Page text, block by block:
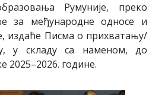
Румуније, преко
за међународне односе и
издаће Писма о прихватању/
у складу са наменом, до
2025–2026. године.